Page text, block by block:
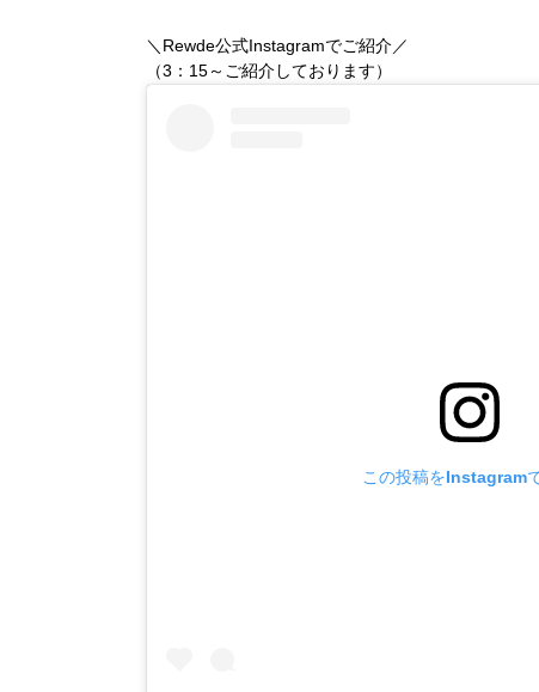
＼Rewde公式Instagramでご紹介／
（3：15～ご紹介しております）
この投稿をInstagram